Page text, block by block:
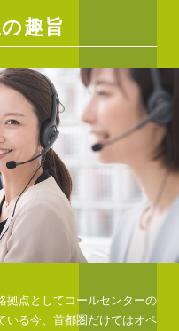
趣旨
拠点としてコールセンターの
いる今、首都圏だけではオペ